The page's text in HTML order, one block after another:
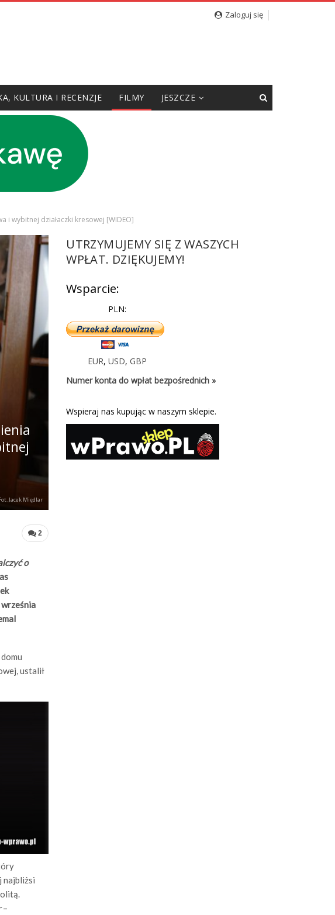
Zaloguj się
KULTURA I RECENZJE FILMY JESZCZE
i wybitnej działaczki kresowej [WIDEO]
Jacek Międlar
2
o
ustalił
najbliżsi
–
UTRZYMUJEMY SIĘ Z WASZYCH
WPŁAT. DZIĘKUJEMY!
Wsparcie:
PLN:
EUR,USD,GBP
Numer konta do wpłat bezpośrednich »
Wspieraj nas kupując w naszym sklepie.